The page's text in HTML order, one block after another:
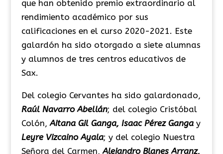
que han obtenido premio extraordinario al
rendimiento académico por sus
calificaciones en el curso 2020-2021. Este
galardón ha sido otorgado a siete alumnas
y alumnos de tres centros educativos de
Sax.
Del colegio Cervantes ha sido galardonado,
Raúl Navarro Abellán; del colegio Cristóbal
Colón,Aitana Gil Ganga, Isaac Pérez Gangay
Leyre Vizcaino Ayala; y del colegio Nuestra
Señora del Carmen,Alejandro Blanes Arranz,